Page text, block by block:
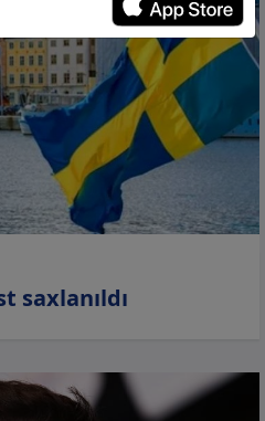
saxlanıldı